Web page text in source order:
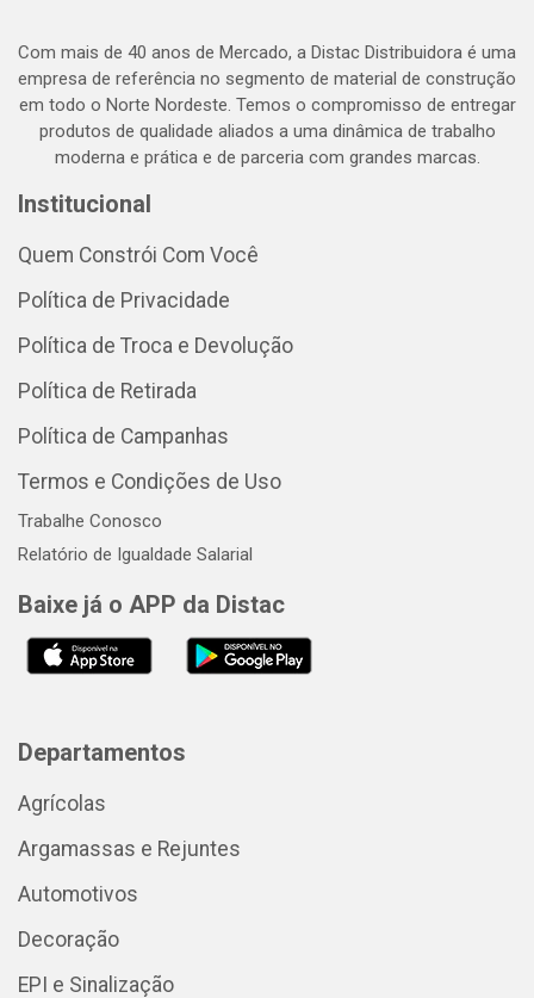
Com mais de 40 anos de Mercado, a Distac Distribuidora é uma
empresa de referência no segmento de material de construção
em todo o Norte Nordeste. Temos o compromisso de entregar
produtos de qualidade aliados a uma dinâmica de trabalho
moderna e prática e de parceria com grandes marcas.
Institucional
Quem Constrói Com Você
Política de Privacidade
Política de Troca e Devolução
Política de Retirada
Política de Campanhas
Termos e Condições de Uso
Trabalhe Conosco
Relatório de Igualdade Salarial
Baixe já o APP da Distac
Departamentos
Agrícolas
Argamassas e Rejuntes
Automotivos
Decoração
EPI e Sinalização